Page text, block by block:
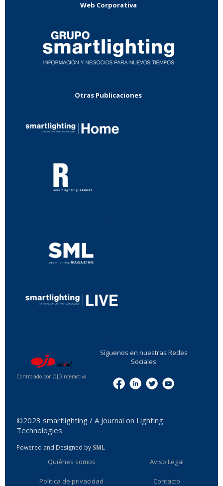
Web Corporativa
Otras Publicaciones
Controlado por OJDinteractiva
Síguenos en nuestras Redes
Sociales
©2023 smartlighting / A Journal on Lighting
Technologies
Powered and Designed by SML
Quiénes somos Aviso Legal
Política de privacidad Contacto